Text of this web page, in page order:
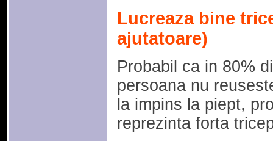
Lucreaza bine
ajutatoare)
Probabil ca in 80%
persoana nu
la impins la piept,
reprezinta forta